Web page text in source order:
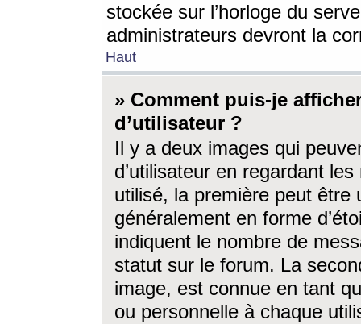
stockée sur l’horloge du
administrateurs devront la
Haut
» Comment puis-je
d’utilisateur ?
Il y a deux images qui
d’utilisateur en regardant
utilisé, la première peut être
généralement en forme
indiquent le nombre de
statut sur le forum. La
image, est connue en tant
ou personnelle à chaque